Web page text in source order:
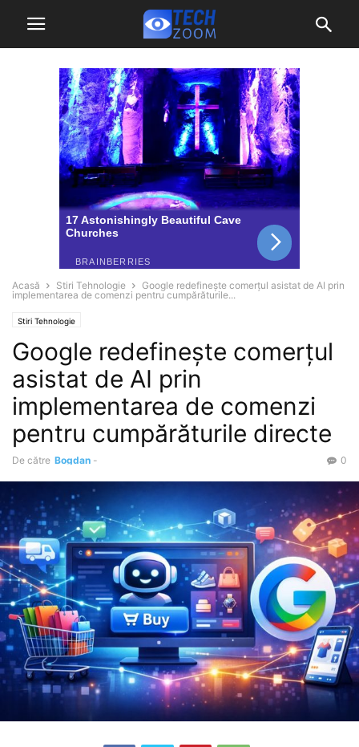
Acasă Stiri Tehnologie
Google redefinește comerțul asistat de AI prin
implementarea de comenzi pentru cumpărăturile...
Stiri Tehnologie
Google redefinește comerțul
asistat de AI prin
implementarea de comenzi
pentru cumpărăturile directe
De către Bogdan - 0